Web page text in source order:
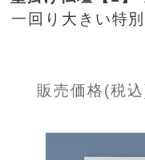
一回り大きい特
販売価格(税